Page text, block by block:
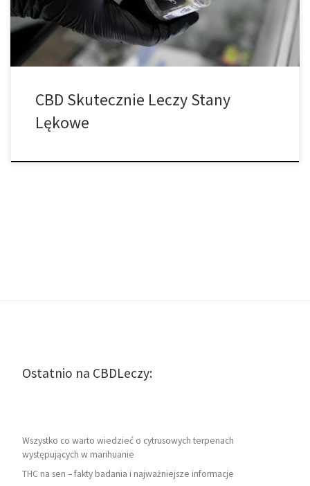
zupełnie normalne. W końcu lęk jest naturalną reakcją […]
CBD Skutecznie Leczy Stany
Lękowe
Ostatnio na CBDLeczy:
Wszystko co warto wiedzieć o cytrusowych terpenach
występujących w marihuanie
THC na sen – fakty badania i najważniejsze informacje